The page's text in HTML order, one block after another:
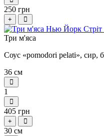
250 грн
+
Три м'яса
Соус «pomodori pelati», сир,
36 см
1
405 грн
+
30 см